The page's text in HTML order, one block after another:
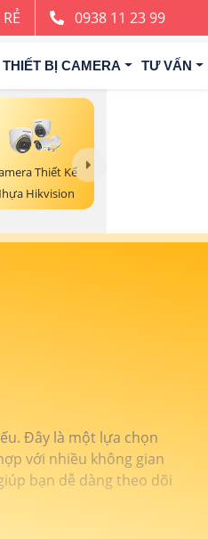
0938 11 23 99
THIẾT BỊ CAMERA TƯ VẤN
Thiết Kế
Hikvision
Đây là một lựa chọn
với nhiều không gian
bạn dễ dàng theo dõi